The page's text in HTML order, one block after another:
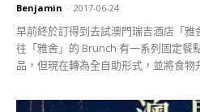
Benjamin - 2017-06-24
早前終於訂得到去試澳門瑞吉酒店「
往「雅舍」的 Brunch 有一系列固定餐
品，但現在轉為全自助形式，並將食物